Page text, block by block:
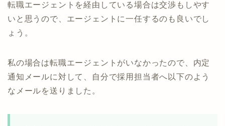
転職エージェントを経由している場合は交渉もしやす
いと思うので、エージェントに一任するのも良いでし
ょう。
私の場合は転職エージェントがいなかったので、内定
通知メールに対して、自分で採用担当者へ以下のよう
なメールを送りました。